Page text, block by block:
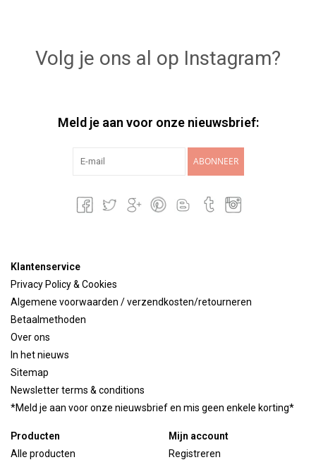
Volg je ons al op Instagram?
Meld je aan voor onze nieuwsbrief:
ABONNEER
Klantenservice
Privacy Policy & Cookies
Algemene voorwaarden / verzendkosten/retourneren
Betaalmethoden
Over ons
In het nieuws
Sitemap
Newsletter terms & conditions
*Meld je aan voor onze nieuwsbrief en mis geen enkele korting*
Producten
Alle producten
Mijn account
Registreren